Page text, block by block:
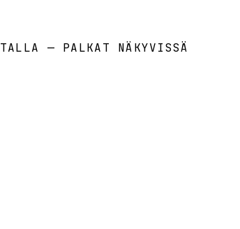
— PALKAT NÄKYVISSÄ